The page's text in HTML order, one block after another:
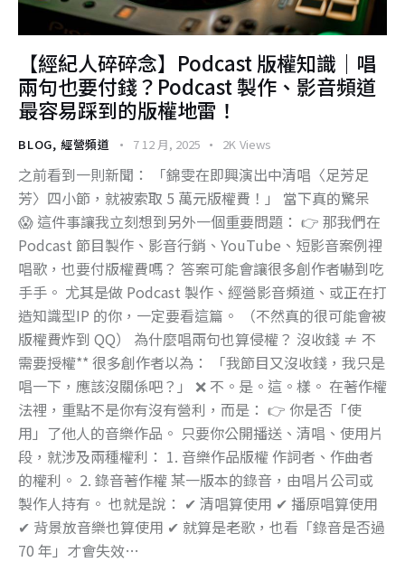
【經紀人碎碎念】Podcast 版權知識｜唱
兩句也要付錢？Podcast 製作、影音頻道
最容易踩到的版權地雷！
BLOG, 經營頻道 7 12 月, 2025 2K Views
之前看到一則新聞： 「錦雯在即興演出中清唱〈足芳足
芳〉四小節，就被索取 5 萬元版權費！」 當下真的驚呆
😱 這件事讓我立刻想到另外一個重要問題： 👉 那我們在
Podcast 節目製作、影音行銷、YouTube、短影音案例裡
唱歌，也要付版權費嗎？ 答案可能會讓很多創作者嚇到吃
手手。 尤其是做 Podcast 製作、經營影音頻道、或正在打
造知識型IP 的你，一定要看這篇。 （不然真的很可能會被
版權費炸到 QQ） 為什麼唱兩句也算侵權？ 沒收錢 ≠ 不
需要授權** 很多創作者以為： 「我節目又沒收錢，我只是
唱一下，應該沒關係吧？」 ❌ 不。是。這。樣。 在著作權
法裡，重點不是你有沒有營利，而是： 👉 你是否「使
用」了他人的音樂作品。 只要你公開播送、清唱、使用片
段，就涉及兩種權利： 1. 音樂作品版權 作詞者、作曲者
的權利。 2. 錄音著作權 某一版本的錄音，由唱片公司或
製作人持有。 也就是說： ✔ 清唱算使用 ✔ 播原唱算使用
✔ 背景放音樂也算使用 ✔ 就算是老歌，也看「錄音是否過
70 年」才會失效…